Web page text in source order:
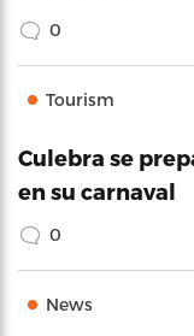
0
Tourism
Culebra se
en su carnaval
0
News